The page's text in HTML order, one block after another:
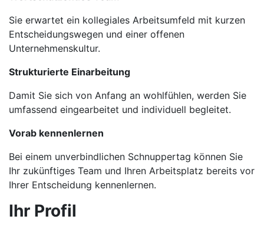
Sie erwartet ein kollegiales Arbeitsumfeld mit kurzen
Entscheidungswegen und einer offenen
Unternehmenskultur.
Strukturierte Einarbeitung
Damit Sie sich von Anfang an wohlfühlen, werden Sie
umfassend eingearbeitet und individuell begleitet.
Vorab kennenlernen
Bei einem unverbindlichen Schnuppertag können Sie
Ihr zukünftiges Team und Ihren Arbeitsplatz bereits vor
Ihrer Entscheidung kennenlernen.
Ihr Profil